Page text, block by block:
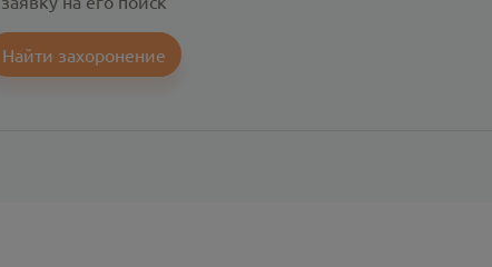
Найти захоронение